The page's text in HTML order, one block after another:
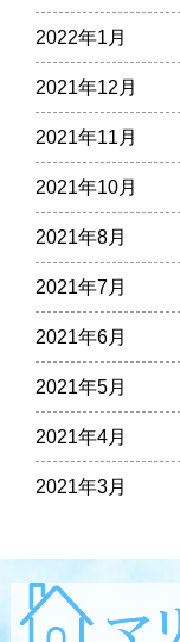
2022年1月
2021年12月
2021年11月
2021年10月
2021年8月
2021年7月
2021年6月
2021年5月
2021年4月
2021年3月